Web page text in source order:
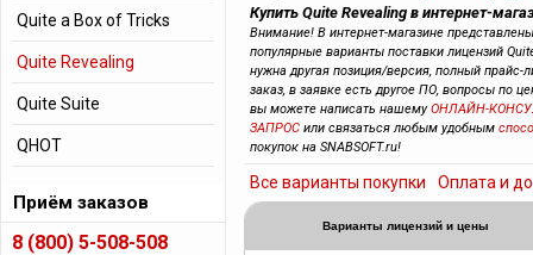
Купить Quite Revealing в интернет-
Внимание! В интернет-магазине
популярные варианты поставки лицензий
нужна другая позиция/версия, полный прайс-
заказ, в заявке есть другое ПО, вопросы по
вы можете написать нашемуОНЛАЙН-
ЗАПРОС или связаться любым удобным
покупок на SNABSOFT.ru!
Все варианты покупки Оплата и
Варианты лицензий и цены
Quite a Box of Tricks
Quite Revealing
Quite Suite
QHOT
Приём заказов
8 (800) 5-508-508